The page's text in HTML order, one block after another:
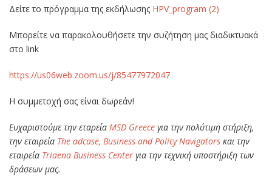
Δείτε το πρόγραμμα της εκδήλωσης HPV_program (2)
Μπορείτε να παρακολουθήσετε την συζήτηση μας διαδικτυακά
στο link
https://us06web.zoom.us/j/85477972047
Η συμμετοχή σας είναι δωρεάν!
Ευχαριστούμε την εταρεία MSD Greece για την πολύτιμη στήριξη,
την εταιρεία The adcase, Business and Policy Navigators και την
εταιρεία Triaena Business Center για την τεχνική υποστήριξη των
δράσεων μας.